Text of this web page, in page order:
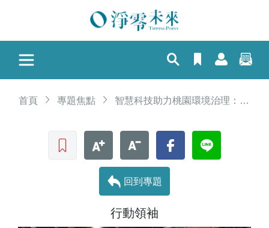
首頁 專題焦點 智慧科技助力桃園環境治理：永續城市管理新典範
收藏文章 文字加大 文字縮小 Facebook
回到專題
行動領袖